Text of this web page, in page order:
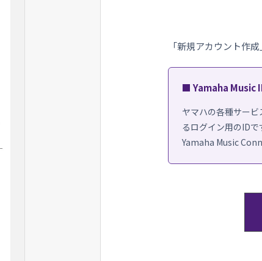
「新規アカウント作成
■ Yamaha Music
ヤマハの各種サー
るログイン用のIDで
Yamaha Music